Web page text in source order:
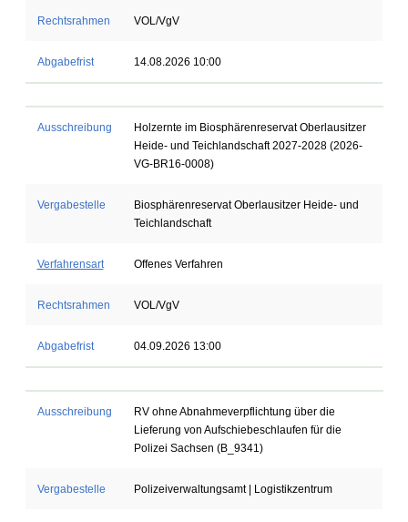
Rechtsrahmen VOL/VgV
Abgabefrist 14.08.2026 10:00
Ausschreibung
Holzernte im Biosphärenreservat Oberlausitzer
Heide- und Teichlandschaft 2027-2028 (2026-
VG-BR16-0008)
Vergabestelle
Biosphärenreservat Oberlausitzer Heide- und
Teichlandschaft
Verfahrensart Offenes Verfahren
Rechtsrahmen VOL/VgV
Abgabefrist 04.09.2026 13:00
Ausschreibung
RV ohne Abnahmeverpflichtung über die
Lieferung von Aufschiebeschlaufen für die
Polizei Sachsen (B_9341)
Vergabestelle Polizeiverwaltungsamt | Logistikzentrum